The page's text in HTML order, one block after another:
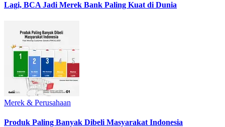
Lagi, BCA Jadi Merek Bank Paling Kuat di Dunia
Merek & Perusahaan
Produk Paling Banyak Dibeli Masyarakat Indonesia